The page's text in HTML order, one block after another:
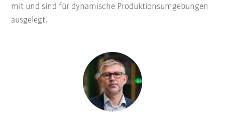
mit und sind für dynamische Produktionsumgebungen
ausgelegt.